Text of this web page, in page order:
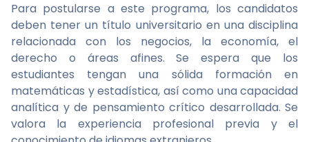
Para postularse a este programa, los candidatos
deben tener un título universitario en una disciplina
relacionada con los negocios, la economía, el
derecho o áreas afines. Se espera que los
estudiantes tengan una sólida formación en
matemáticas y estadística, así como una capacidad
analítica y de pensamiento crítico desarrollada. Se
valora la experiencia profesional previa y el